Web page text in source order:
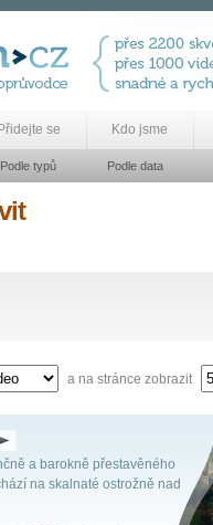
Přidejte se Kdo jsme
Podle typů Podle data
a na stránce zobrazit
a barokně přestavěného
na skalnaté ostrožně nad